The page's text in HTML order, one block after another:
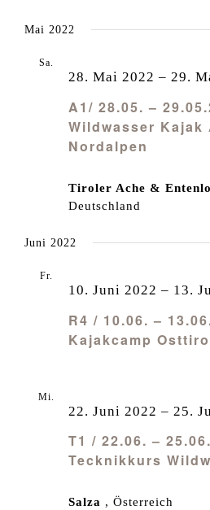
Mai 2022
Sa.
A1/ 28.05. –
Wildwasser Kajak
Nordalpen
28. Mai 2022 – 29.
Tiroler Ache &
Deutschland
Juni 2022
Fr.
R4 / 10.06. –
Kajakcamp
10. Juni 2022 – 13.
Mi.
T1 / 22.06. –
Tecknikkurs
22. Juni 2022 – 25.
Salza , Österreich